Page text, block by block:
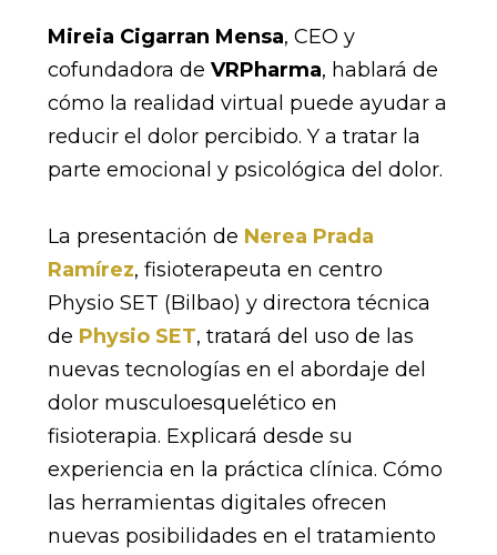
Mireia Cigarran Mensa, CEO y
cofundadora de VRPharma, hablará de
cómo la realidad virtual puede ayudar a
reducir el dolor percibido. Y a tratar la
parte emocional y psicológica del dolor.
La presentación de Nerea Prada
Ramírez, fisioterapeuta en centro
Physio SET (Bilbao) y directora técnica
de Physio SET, tratará del uso de las
nuevas tecnologías en el abordaje del
dolor musculoesquelético en
fisioterapia. Explicará desde su
experiencia en la práctica clínica. Cómo
las herramientas digitales ofrecen
nuevas posibilidades en el tratamiento